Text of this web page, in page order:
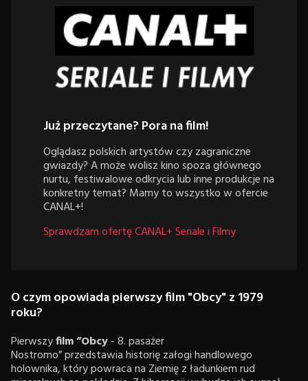
Już przeczytane? Pora na film!
Oglądasz polskich artystów czy zagraniczne
gwiazdy? A może wolisz kino spoza głównego
nurtu, festiwalowe odkrycia lub inne produkcje na
konkretny temat? Mamy to wszystko w ofercie
CANAL+!
Sprawdzam ofertę CANAL+ Seriale i Filmy
O czym opowiada pierwszy film "Obcy" z 1979
roku?
Pierwszyfilm “Obcy- 8. pasażer
Nostromo” przedstawia historię załogi handlowego
holownika, który powraca na Ziemię z ładunkiem rud